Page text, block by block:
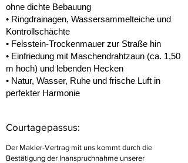
ohne dichte Bebauung
• Ringdrainagen, Wassersammelteiche und
Kontrollschächte
• Felsstein-Trockenmauer zur Straße hin
• Einfriedung mit Maschendrahtzaun (ca. 1,50
m hoch) und lebenden Hecken
• Natur, Wasser, Ruhe und frische Luft in
perfekter Harmonie
Courtagepassus:
Der Makler-Vertrag mit uns kommt durch die
Bestätigung der Inanspruchnahme unserer